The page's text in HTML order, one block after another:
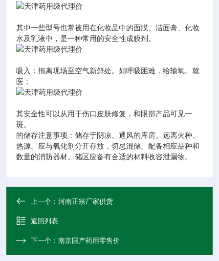
其中一些型号也常被用在化妆品中的面膜、洁面膏、化妆
水及乳液中，是一种常用的安全性成膜剂。
吸入：拖离现场至空气新鲜处。如呼吸困难，给输氧。就
医；
其安全性可以从用于伤口皮肤修复，和眼部产品可见一
斑。
的储存注意事项：储存于阴凉、通风的库房。远离火种、
热源。应与氧化剂分开存放，切忌混储。配备相应品种和
数量的消防器材。储区应备有合适的材料收容泄漏物。
上一个：河南正宗厂家供货
返回列表
下一个：南京国产药用零售价